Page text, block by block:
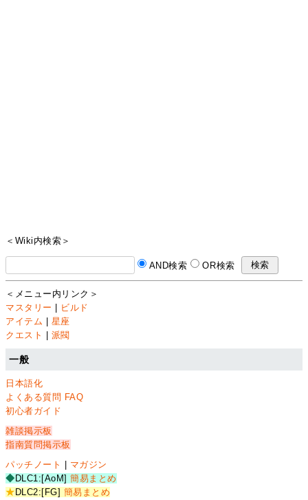
＜Wiki内検索＞
AND検索 OR検索
＜メニュー内リンク＞
マスタリー
ビルド
アイテム
星座
クエスト
派閥
一般
日本語化
よくある質問 FAQ
初心者ガイド
雑談掲示板
指南質問掲示板
パッチノート
マガジン
◆ DLC1:[AoM]簡易まとめ
★ DLC2:[FG] 簡易まとめ